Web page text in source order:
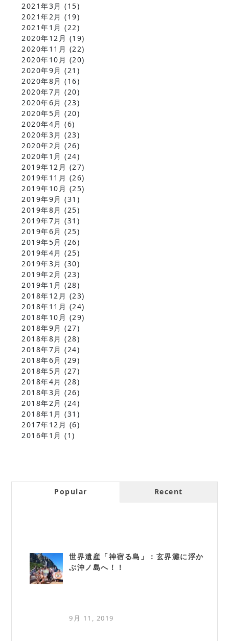
2021年3月 (15)
2021年2月 (19)
2021年1月 (22)
2020年12月 (19)
2020年11月 (22)
2020年10月 (20)
2020年9月 (21)
2020年8月 (16)
2020年7月 (20)
2020年6月 (23)
2020年5月 (20)
2020年4月 (6)
2020年3月 (23)
2020年2月 (26)
2020年1月 (24)
2019年12月 (27)
2019年11月 (26)
2019年10月 (25)
2019年9月 (31)
2019年8月 (25)
2019年7月 (31)
2019年6月 (25)
2019年5月 (26)
2019年4月 (25)
2019年3月 (30)
2019年2月 (23)
2019年1月 (28)
2018年12月 (23)
2018年11月 (24)
2018年10月 (29)
2018年9月 (27)
2018年8月 (28)
2018年7月 (24)
2018年6月 (29)
2018年5月 (27)
2018年4月 (28)
2018年3月 (26)
2018年2月 (24)
2018年1月 (31)
2017年12月 (6)
2016年1月 (1)
Popular Recent
世界遺産「神宿る島」：玄界灘に浮か
ぶ沖ノ島へ！！
9月 11, 2019